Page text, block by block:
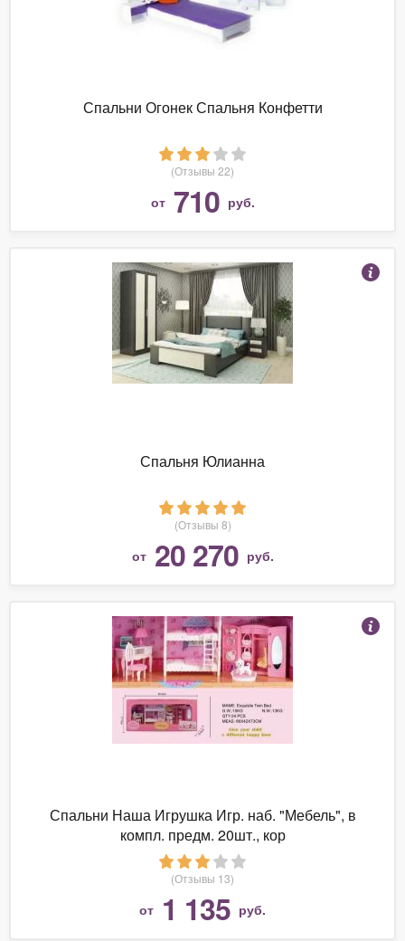
Спальни Огонек Спальня Конфетти
(Отзывы 22)
от 710 руб.
Спальня Юлианна
(Отзывы 8)
от 20 270 руб.
Спальни Наша Игрушка Игр. наб. "Мебель", в
компл. предм. 20шт., кор
(Отзывы 13)
от 1 135 руб.